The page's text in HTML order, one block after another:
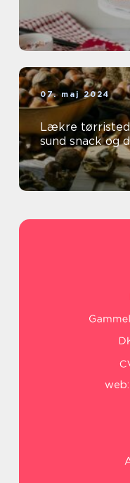
07. maj 2024
Lækre
sund snack og
web: